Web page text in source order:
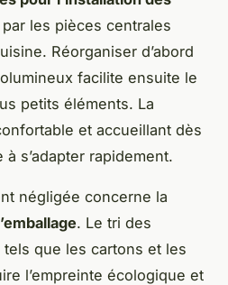
les pièces centrales
Réorganiser d’abord
facilite ensuite le
petits éléments. La
et accueillant dès
s’adapter rapidement.
négligée concerne la
. Le tri des
que les cartons et les
l’empreinte écologique et